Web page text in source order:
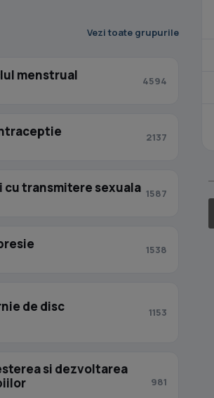
Vezi toate grupurile
menstrual 4594
2137
cu transmitere sexuala 1587
1538
de disc 1153
si dezvoltarea
981